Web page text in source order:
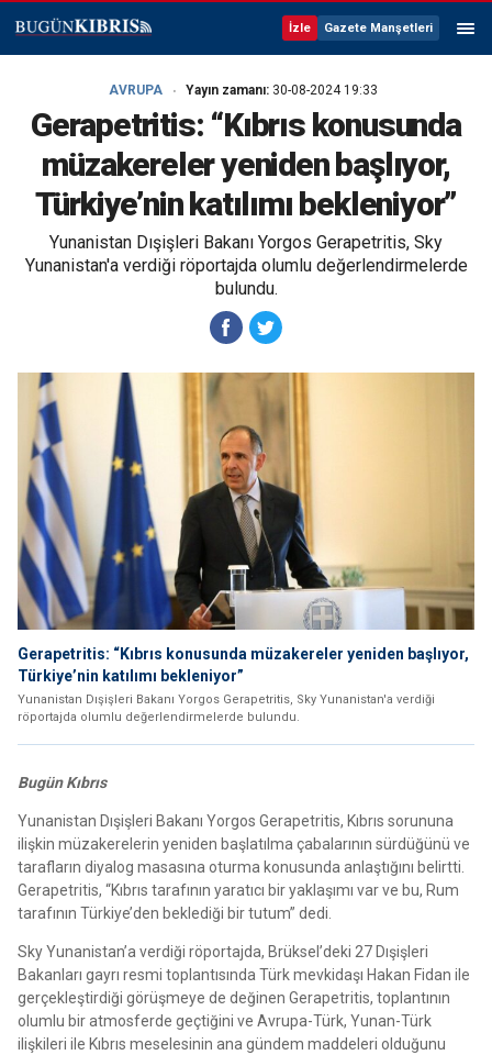
İzle Gazete Manşetleri
AVRUPA Yayın zamanı: 30-08-2024 19:33
Gerapetritis: “Kıbrıs konusunda
müzakereler yeniden başlıyor,
Türkiye’nin katılımı bekleniyor”
Yunanistan Dışişleri Bakanı Yorgos Gerapetritis, Sky
Yunanistan'a verdiği röportajda olumlu değerlendirmelerde
bulundu.
Gerapetritis: “Kıbrıs konusunda müzakereler yeniden başlıyor,
Türkiye’nin katılımı bekleniyor”
Yunanistan Dışişleri Bakanı Yorgos Gerapetritis, Sky Yunanistan'a verdiği
röportajda olumlu değerlendirmelerde bulundu.
Bugün Kıbrıs
Yunanistan Dışişleri Bakanı Yorgos Gerapetritis, Kıbrıs sorununa
ilişkin müzakerelerin yeniden başlatılma çabalarının sürdüğünü ve
tarafların diyalog masasına oturma konusunda anlaştığını belirtti.
Gerapetritis, “Kıbrıs tarafının yaratıcı bir yaklaşımı var ve bu, Rum
tarafının Türkiye’den beklediği bir tutum” dedi.
Sky Yunanistan’a verdiği röportajda, Brüksel’deki 27 Dışişleri
Bakanları gayrı resmi toplantısında Türk mevkidaşı Hakan Fidan ile
gerçekleştirdiği görüşmeye de değinen Gerapetritis, toplantının
olumlu bir atmosferde geçtiğini ve Avrupa-Türk, Yunan-Türk
ilişkileri ile Kıbrıs meselesinin ana gündem maddeleri olduğunu